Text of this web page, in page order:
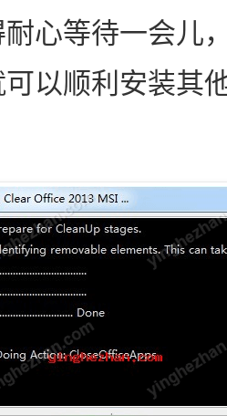
心等待一会儿
以顺利安装其